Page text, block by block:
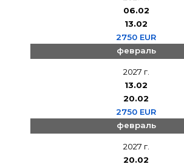
06.02
13.02
2750 EUR
февраль
2027 г.
13.02
20.02
2750 EUR
февраль
2027 г.
20.02